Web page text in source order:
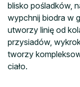
blisko pośladków,
wypchnij biodra w
utworzy linię od
przysiadów,
tworzy
ciało.